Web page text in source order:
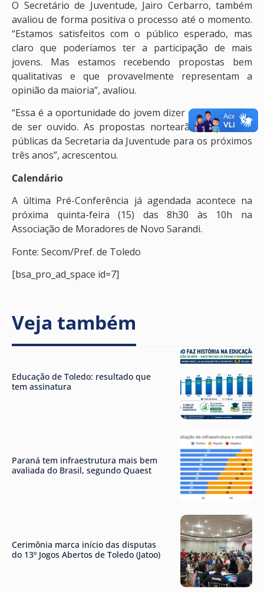
O Secretário de Juventude, Jairo Cerbarro, também
avaliou de forma positiva o processo até o momento.
“Estamos satisfeitos com o público esperado, mas
claro que poderíamos ter a participação de mais
jovens. Mas estamos recebendo propostas bem
qualitativas e que provavelmente representam a
opinião da maioria”, avaliou.
“Essa é a oportunidade do jovem dizer o que pensa e
de ser ouvido. As propostas nortearão as políticas
públicas da Secretaria da Juventude para os próximos
três anos”, acrescentou.
Calendário
A última Pré-Conferência já agendada acontece na
próxima quinta-feira (15) das 8h30 às 10h na
Associação de Moradores de Novo Sarandi.
Fonte: Secom/Pref. de Toledo
[bsa_pro_ad_space id=7]
Veja também
Educação de Toledo: resultado que
tem assinatura
Paraná tem infraestrutura mais bem
avaliada do Brasil, segundo Quaest
Cerimônia marca início das disputas
do 13º Jogos Abertos de Toledo (Jatoo)